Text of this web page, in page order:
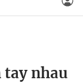
tay nhau